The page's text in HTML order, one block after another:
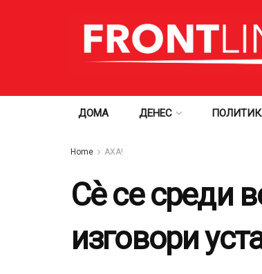
ДОМА ДЕНЕС
Home АХА!
Сè се среди
изговори